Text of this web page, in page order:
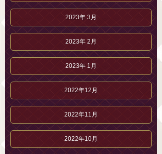
2023年 3月
2023年 2月
2023年 1月
2022年12月
2022年11月
2022年10月